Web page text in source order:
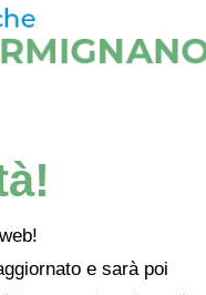
e sarà poi